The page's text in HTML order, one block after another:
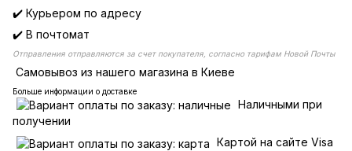
✔️ Курьером по адресу
✔️ В почтомат
Отправления отправляются за счет покупателя, согласно тарифам Новой Почты
Самовывоз из нашего магазина в Киеве
Больше информации о доставке
Наличными при
получении
Картой на сайте Visa